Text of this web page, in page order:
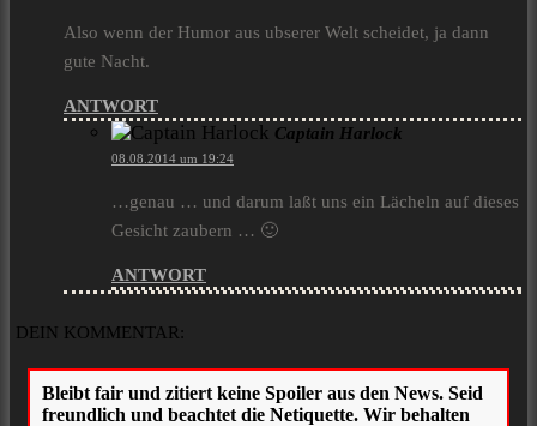
Also wenn der Humor aus ubserer Welt scheidet, ja dann
gute Nacht.
ANTWORT
Captain Harlock
08.08.2014 um 19:24
…genau … und darum laßt uns ein Lächeln auf dieses
Gesicht zaubern … 🙂
ANTWORT
DEIN KOMMENTAR: